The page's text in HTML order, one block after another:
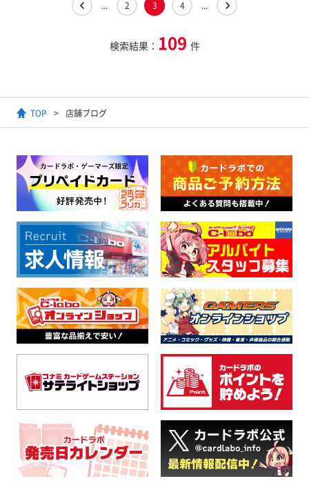
... 2 3 4 ...
検索結果： 109 件
TOP 店舗ブログ